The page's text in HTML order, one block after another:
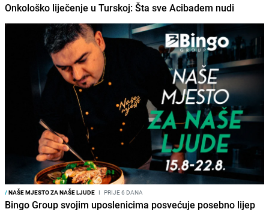
Onkološko liječenje u Turskoj: Šta sve Acibadem nudi
/NAŠE MJESTO ZA NAŠE LJUDE I PRIJE 6 DANA
Bingo Group svojim uposlenicima posvećuje posebno lijep